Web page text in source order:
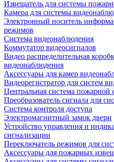
Извещатель для системы
Камера для системы
Электронный носитель
режимов
Система видеонаблюдения
Коммутатор видеосигналов
Видео распределительная
видеонаблюдения
Аксессуары для камер
Видеорегистратор для систем
Центральная система пожарной
Преобразователь сигнала для
Система контроля доступа
Электромагнитный замок двери
Устройство управления и
сигнализации
Переключатель режимов для
Аксессуары для пожарных